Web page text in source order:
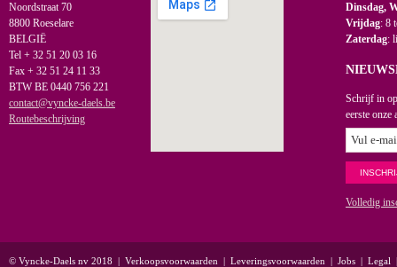
Noordstraat 70
8800 Roeselare
BELGIË
Tel + 32 51 20 03 16
Fax + 32 51 24 11 33
BTW BE 0440 756 221
contact@vyncke-daels.be
Routebeschrijving
Dinsdag,
Vrijdag: 8
Zaterdag:
Schrijf in
eerste onze
Volledig
© Vyncke-Daels nv 2018 | Verkoopsvoorwaarden | Leveringsvoorwaarden | Jobs | Legal